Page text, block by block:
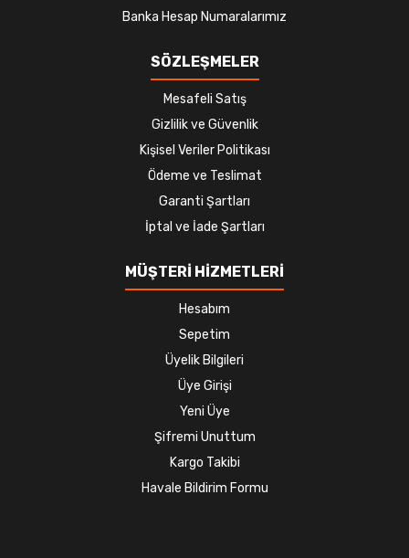
Banka Hesap Numaralarımız
SÖZLEŞMELER
Mesafeli Satış
Gizlilik ve Güvenlik
Kişisel Veriler Politikası
Ödeme ve Teslimat
Garanti Şartları
İptal ve İade Şartları
MÜŞTERİ HİZMETLERİ
Hesabım
Sepetim
Üyelik Bilgileri
Üye Girişi
Yeni Üye
Şifremi Unuttum
Kargo Takibi
Havale Bildirim Formu